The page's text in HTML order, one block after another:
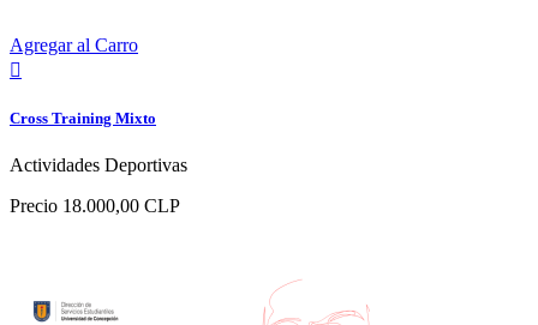
Agregar al Carro

Cross Training Mixto
Actividades Deportivas
Precio 18.000,00 CLP